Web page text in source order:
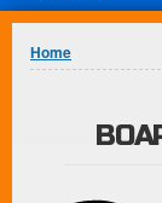
You are here
Home